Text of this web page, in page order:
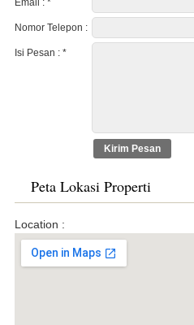
Email : *
Nomor Telepon :
Isi Pesan : *
Peta Lokasi Properti
Location :